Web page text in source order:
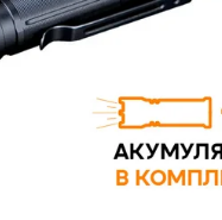
Зарядные устройства
Аксессуары для